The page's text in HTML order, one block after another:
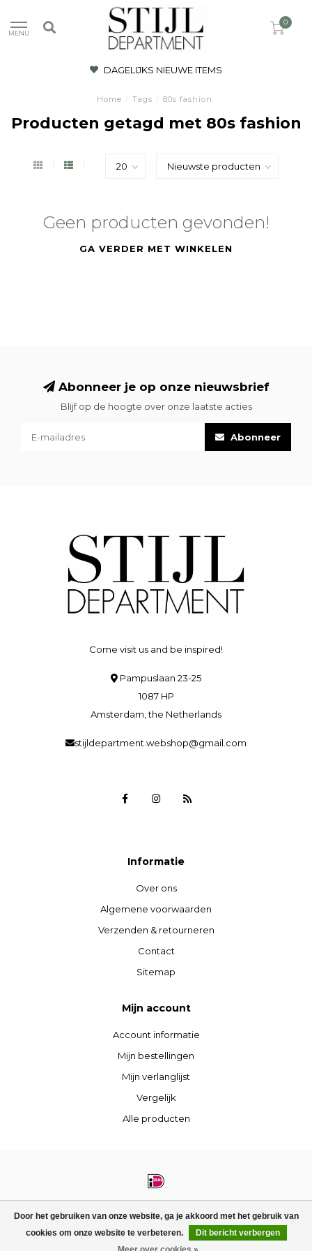
MENU
0
DAGELIJKS NIEUWE ITEMS
Home / Tags / 80s fashion
Producten getagd met 80s fashion
Geen producten gevonden!
GA VERDER MET WINKELEN
Door het gebruiken van onze website, ga je akkoord met het gebruik van
cookies om onze website te verbeteren.
Dit bericht verbergen
Abonneer je op onze nieuwsbrief
Blijf op de hoogte over onze laatste acties
Abonneer
Come visit us and be inspired!
Pampuslaan 23-25
1087 HP
Amsterdam, the Netherlands
stijldepartment.webshop@gmail.com
Informatie
Over ons
Algemene voorwaarden
Verzenden & retourneren
Contact
Sitemap
Mijn account
Account informatie
Mijn bestellingen
Mijn verlanglijst
Vergelijk
Alle producten
© Copyright 2026 STIJLdepartment - Powered byLightspeed- Theme by
Dyvelopment
FILTERS